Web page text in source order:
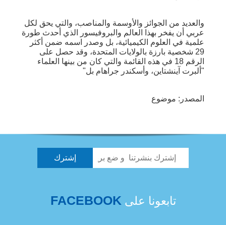
والعديد من الجوائز والأوسمة والمناصب، والتي يحق لكل
عربي أن يفخر بهذا العالم والبروفيسور الذي أحدث طورة
علمية في العلوم الكيميائية، بل وصدر اسمه ضمن أكثر
29 شخصية بارزة بالولايات المتحدة، وقد حصل على
الرقم 18 في هذه القائمة والتي كان من بينها العلماء
"ألبرت آينشتاين، وأسكندر جراهام بل"
المصدر: موضوع
تابعونا على FACEBOOK